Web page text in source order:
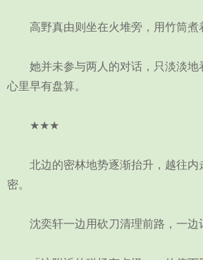
高野真由则坐在火堆旁，用竹筒煮
她并未参与两人的对话，只淡淡地
心里早有盘算。
★★★
北边的密林地势逐渐抬升，越往内
密。
沈奕轩一边用砍刀清理前路，一边